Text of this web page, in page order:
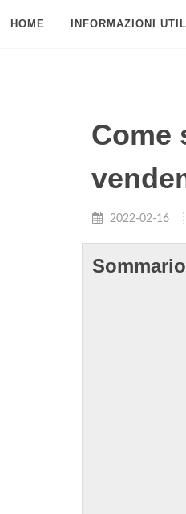
HOME INFORMAZIONI UTILI
Come
2022-02-16
Sommario